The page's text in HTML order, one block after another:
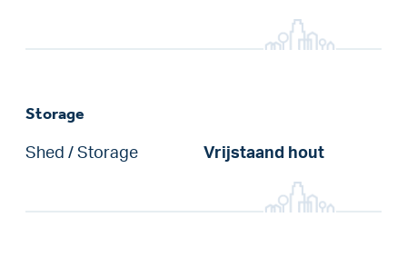
Storage
Shed / Storage Vrijstaand hout